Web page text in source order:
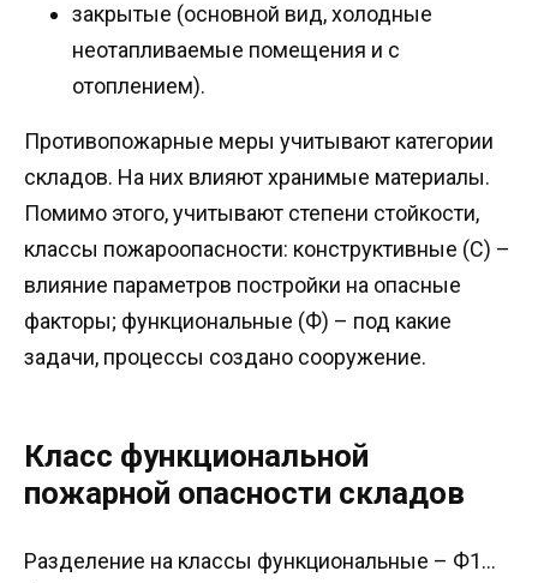
закрытые (основной вид, холодные
неотапливаемые помещения и с
отоплением).
Противопожарные меры учитывают категории
складов. На них влияют хранимые материалы.
Помимо этого, учитывают степени стойкости,
классы пожароопасности: конструктивные (C) –
влияние параметров постройки на опасные
факторы; функциональные (Ф) – под какие
задачи, процессы создано сооружение.
Класс функциональной
пожарной опасности складов
Разделение на классы функциональные – Ф1…